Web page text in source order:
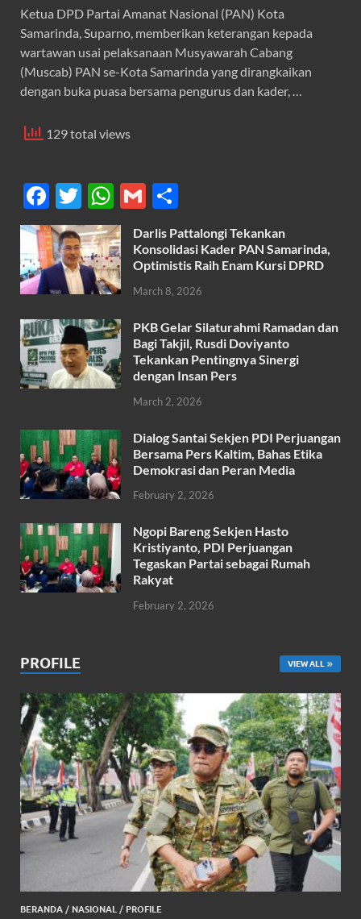
Ketua DPD Partai Amanat Nasional (PAN) Kota
Samarinda, Suparno, memberikan keterangan kepada
wartawan usai pelaksanaan Musyawarah Cabang
(Muscab) PAN se-Kota Samarinda yang dirangkaikan
dengan buka puasa bersama pengurus dan kader, …
129 total views
F
ac
e
b
o
o
k
T
w
itt
er
W
h
at
s
A
p
p
G
m
ail
h
ar
e
Darlis Pattalongi Tekankan
Konsolidasi Kader PAN Samarinda,
Optimistis Raih Enam Kursi DPRD
March 8, 2026
PKB Gelar Silaturahmi Ramadan dan
Bagi Takjil, Rusdi Doviyanto
Tekankan Pentingnya Sinergi
dengan Insan Pers
March 2, 2026
Dialog Santai Sekjen PDI Perjuangan
Bersama Pers Kaltim, Bahas Etika
Demokrasi dan Peran Media
February 2, 2026
Ngopi Bareng Sekjen Hasto
Kristiyanto, PDI Perjuangan
Tegaskan Partai sebagai Rumah
Rakyat
February 2, 2026
PROFILE VIEW ALL
BERANDA / NASIONAL / PROFILE